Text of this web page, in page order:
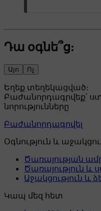
Դա օգնե՞ց:
Այո Ոչ